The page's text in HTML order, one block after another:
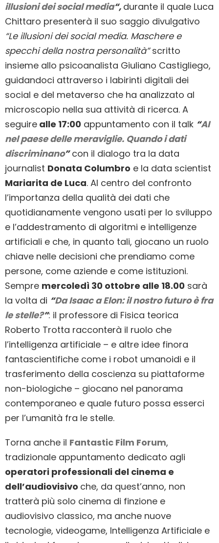
illusioni dei social media“, durante il quale Luca
Chittaro presenterà il suo saggio divulgativo
“Le illusioni dei social media. Maschere e
specchi della nostra personalità”scritto
insieme allo psicoanalista Giuliano Castigliego,
guidandoci attraverso i labirinti digitali dei
social e del metaverso che ha analizzato al
microscopio nella sua attività di ricerca. A
seguire alle 17:00 appuntamento con il talk “AI
nel paese delle meraviglie. Quando i dati
discriminano”con il dialogo tra la data
journalist Donata Columbro e la data scientist
Mariarita de Luca. Al centro del confronto
l’importanza della qualità dei dati che
quotidianamente vengono usati per lo sviluppo
e l’addestramento di algoritmi e intelligenze
artificiali e che, in quanto tali, giocano un ruolo
chiave nelle decisioni che prendiamo come
persone, come aziende e come istituzioni.
Sempre mercoledì 30 ottobre alle 18.00 sarà
la volta di “Da Isaac a Elon: il nostro futuro è fra
le stelle?”: il professore di Fisica teorica
Roberto Trotta racconterà il ruolo che
l’intelligenza artificiale – e altre idee finora
fantascientifiche come i robot umanoidi e il
trasferimento della coscienza su piattaforme
non-biologiche – giocano nel panorama
contemporaneo e quale futuro possa esserci
per l’umanità fra le stelle.
Torna anche il Fantastic Film Forum,
tradizionale appuntamento dedicato agli
operatori professionali del cinema e
dell’audiovisivo che, da quest’anno, non
tratterà più solo cinema di finzione e
audiovisivo classico, ma anche nuove
tecnologie, videogame, Intelligenza Artificiale e